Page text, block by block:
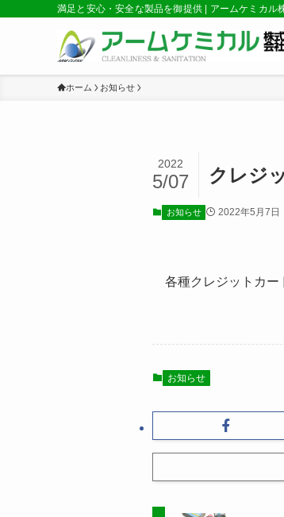
満足と安心・安全な製品を御提供 | アームケミカル
ホーム お知らせ
クレジ
2022
5/07
お知らせ 2022年5月7日
各種クレジットカー
お知らせ